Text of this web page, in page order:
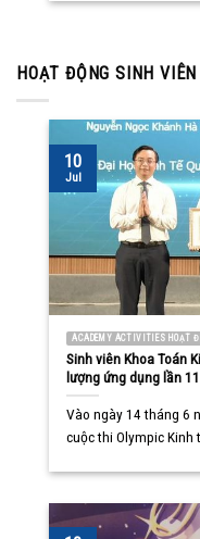
HOẠT ĐỘNG SINH VIÊN
ACADEMY ACTIVITIES HOẠT
Sinh viên Khoa Toán
lượng ứng dụng lần
Vào ngày 14 tháng 6
cuộc thi Olympic Kinh
10
Jul